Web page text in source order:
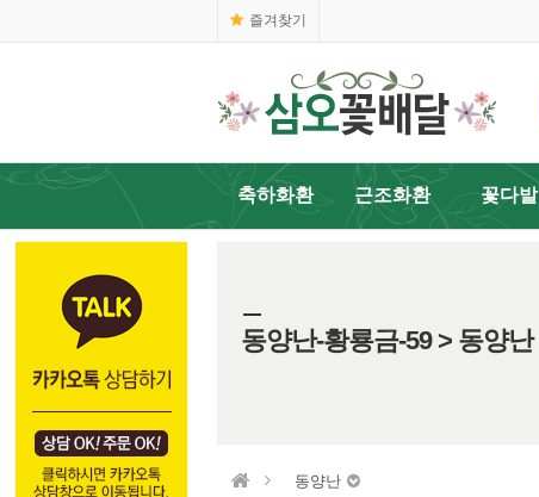
즐겨찾기
축하화환 근조화환 꽃다발
동양난-황룡금-59 > 동양난
동양난